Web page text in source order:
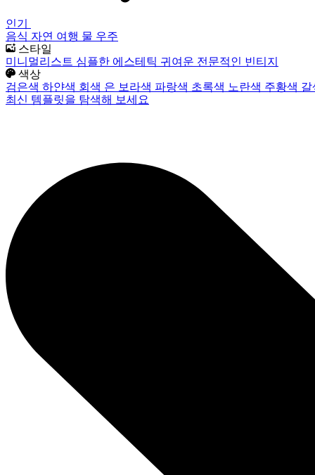
인기
음식 자연 여행 물 우주
스타일
미니멀리스트 심플한 에스테틱 귀여운 전문적인 빈티지
색상
검은색 하얀색 회색 은 보라색 파랑색 초록색 노란색 주황색
최신 템플릿을 탐색해 보세요